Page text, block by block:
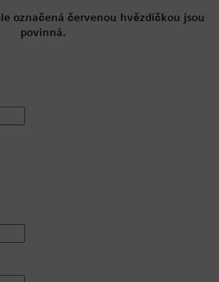
označená červenou hvězdičkou jsou
povinná.